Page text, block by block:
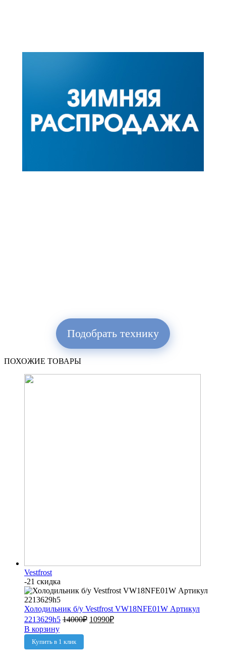
Подобрать технику
ПОХОЖИЕ ТОВАРЫ
Vestfrost
-21 скидка
Холодильник б/у Vestfrost VW18NFE01W Артикул
2213629h5 14000₽ 10990₽
В корзину
Купить в 1 клик